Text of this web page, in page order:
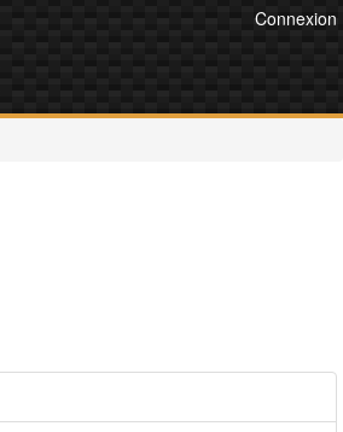
Connexion